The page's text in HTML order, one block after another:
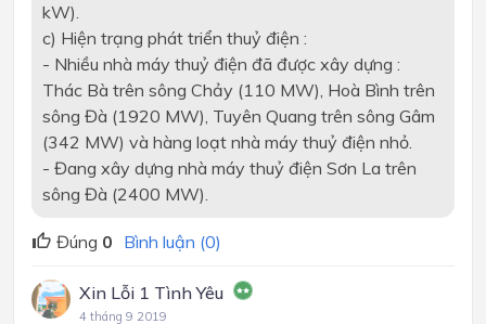
kW).
c) Hiện trạng phát triển thuỷ điện :
- Nhiều nhà máy thuỷ điện đã được xây dựng :
Thác Bà trên sông Chảy (110 MW), Hoà Bình trên
sông Đà (1920 MW), Tuyên Quang trên sông Gâm
(342 MW) và hàng loạt nhà máy thuỷ điện nhỏ.
- Đang xây dựng nhà máy thuỷ điện Sơn La trên
sông Đà (2400 MW).
Đúng 0 Bình luận (0)
Xin Lỗi 1 Tình Yêu
4 tháng 9 2019